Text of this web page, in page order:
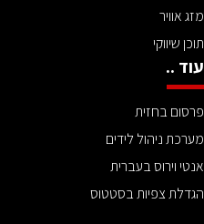
מזג אוויר
תוכן שיווקי
עוד ..
פרסום בחזית
מערכת ניהול לידים
אנטי וירוס בעברית
הגדלת צפיות בסטטוס